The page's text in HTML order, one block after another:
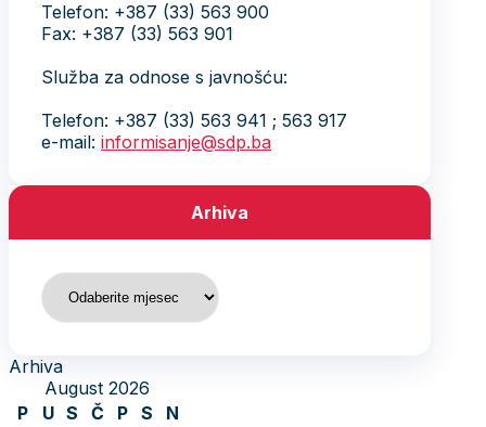
Telefon: +387 (33) 563 900
Fax: +387 (33) 563 901
Služba za odnose s javnošću:
Telefon: +387 (33) 563 941 ; 563 917
e-mail: informisanje@sdp.ba
Arhiva
Arhiva
Arhiva
August 2026
P
U S Č P S
N